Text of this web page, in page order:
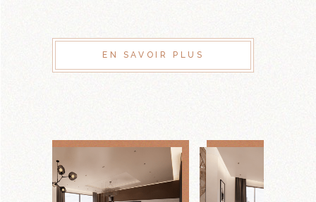
EN SAVOIR PLUS